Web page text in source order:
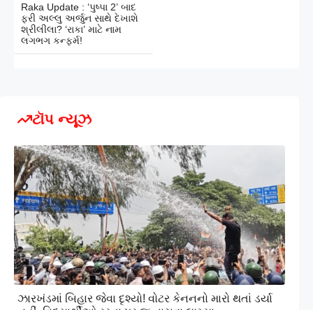
Raka Update : ‘પુષ્પા 2’ બાદ
ફરી અલ્લુ અર્જુન સાથે દેખાશે
શ્રીલીલા? ‘રાકા’ માટે નામ
લગભગ કન્ફર્મ!
ટૉપ ન્યૂઝ
ઝારખંડમાં બિહાર જેવા દૃશ્યો! વોટર કેનનનો મારો થતાં ડર્યા